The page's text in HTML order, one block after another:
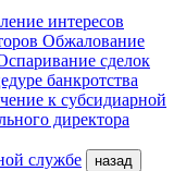
интересов
Обжалование
сделок
банкротства
к субсидиарной
директора
службе
назад